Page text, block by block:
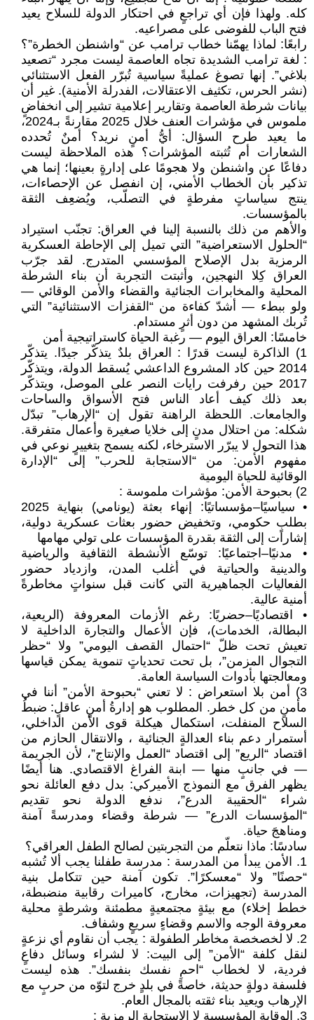
كله. ولهذا فإن أي تراجعٍ في احتكار الدولة للسلاح يعيد
فتح الباب للفوضى على مصراعيه.
رابعًا: لماذا يهمّنا خطاب ترامب عن “واشنطن الخطرة”؟
: لغة ترامب الشديدة تجاه العاصمة ليست مجرد “تصعيد
بلاغي”. إنها تصوغ عمليةً سياسية تُبرّر الفعل الاستثنائي
(نشر الحرس، تكثيف الاعتقالات، الفدرلة الأمنية). غير أن
بيانات شرطة العاصمة وتقارير إعلامية تشير إلى انخفاضٍ
ملموس في مؤشرات العنف خلال 2025 مقارنةً بـ2024،
ما يعيد طرح السؤال: أيُّ أمنٍ نريد؟ أمنٌ تُحدده
الشعارات أم تُثبته المؤشرات؟ هذه الملاحظة ليست
دفاعًا عن واشنطن ولا هجومًا على إدارةٍ بعينها؛ إنما هي
تذكير بأن الخطاب الأمني، إن انفصل عن الإحصاءات،
ينتج سياساتٍ مفرطةٍ في التصلّب، ويُضعِف الثقة
بالمؤسسات.
والأهم من ذلك بالنسبة إلينا في العراق: تجنّب استيراد
“الحلول الاستعراضية” التي تميل إلى الإحاطة العسكرية
الرمزية بدل الإصلاح المؤسسي المتدرج. لقد جرّب
العراق كِلا النهجين، وأثبتت التجربة أن بناء الشرطة
المحلية والمخابرات الجنائية والقضاء والأمن الوقائي —
ولو ببطء — أشدّ كفاءة من “القفزات الاستثنائية” التي
تُربك المشهد من دون أثرٍ مستدام.
خامسًا: العراق اليوم — رغبة الحياة كاستراتيجية أمن
1) الذاكرة ليست قدرًا : العراق بلدٌ يتذكّر جيدًا. يتذكّر
2014 حين كاد المشروع الداعشي يُسقط الدولة، ويتذكّر
2017 حين رفرفت رايات النصر على الموصل، ويتذكّر
بعد ذلك كيف أعاد الناس فتح الأسواق والساحات
والجامعات. اللحظة الراهنة تقول إن “الإرهاب” تبدّل
شكله: من احتلال مدنٍ إلى خلايا صغيرة وأعمال متفرقة.
هذا التحول لا يبرّر الاسترخاء، لكنه يسمح بتغييرٍ نوعي في
مفهوم الأمن: من “الاستجابة للحرب” إلى “الإدارة
الوقائية للحياة اليومية
2) بحبوحة الأمن: مؤشرات ملموسة :
• سياسيًا–مؤسساتيًا: إنهاء بعثة (يونامي) بنهاية 2025
بطلبٍ حكومي، وتخفيض حضور بعثات عسكرية دولية،
إشارات إلى الثقة بقدرة المؤسسات على تولي مهامها
• مدنيًا–اجتماعيًا: توسّع الأنشطة الثقافية والرياضية
والدينية والحياتية في أغلب المدن، وازدياد حضور
الفعاليات الجماهيرية التي كانت قبل سنواتٍ مخاطرةً
أمنية عالية.
• اقتصاديًا–حضريًا: رغم الأزمات المعروفة (الريعية،
البطالة، الخدمات)، فإن الأعمال والتجارة الداخلية لا
تعيش تحت ظلّ “احتمال القصف اليومي” ولا “حظر
التجوال المزمن”، بل تحت تحدياتٍ تنموية يمكن قياسها
ومعالجتها بأدوات السياسة العامة.
3) أمن بلا استعراض : لا تعني “بحبوحة الأمن” أننا في
مأمنٍ من كل خطر. المطلوب هو إدارةُ أمنٍ عاقلٍ: ضبطُ
السلاح المنفلت، استكمال هيكلة قوى الأمن الداخلي،
أستمرار دعم بناء العدالةٍ الجنائية ، والانتقال الحازم من
اقتصاد “الريع” إلى اقتصاد “العمل والإنتاج”، لأن الجريمة
— في جانبٍ منها — ابنة الفراغ الاقتصادي. هنا أيضًا
يظهر الفرق مع النموذج الأميركي: بدل دفع العائلة نحو
شراء “الحقيبة الدرع”، ندفع الدولة نحو تقديم
“المؤسسات الدرع” — شرطة وقضاء ومدرسةً آمنة
ومناهجَ حياة.
سادسًا: ماذا نتعلّم من التجربتين لصالح الطفل العراقي؟
1. الأمن يبدأ من المدرسة : مدرسة طفلنا يجب ألا تُشبه
“حصنًا” ولا “معسكرًا”. تكون آمنة حين تتكامل بنية
المدرسة (تجهيزات، مخارج، كاميرات رقابية منضبطة،
خطط إخلاء) مع بيئةٍ مجتمعيةٍ مطمئنة وشرطةٍ محلية
معروفة الوجه والاسم وقضاءٍ سريعٍ وشفاف.
2. لا لخصخصة مخاطر الطفولة : يجب أن نقاوم أي نزعةٍ
لنقل كلفة “الأمن” إلى البيت: لا لشراء وسائل دفاعٍ
فردية، لا لخطاب “احمِ نفسك بنفسك”. هذه ليست
فلسفة دولةٍ حديثة، خاصةً في بلدٍ خرج لتوّه من حربٍ مع
الإرهاب ويعيد بناء ثقته بالمجال العام.
3. الوقاية المؤسسية لا الاستجابة الرمزية :